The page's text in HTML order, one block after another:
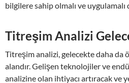
bilgilere sahip olmalı ve uygulamalı
Titreşim Analizi
Titreşim analizi, gelecekte daha da
alandır. Gelişen teknolojiler ve
analizine olan ihtiyacı artıracak ve